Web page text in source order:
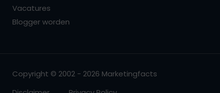
Vacatures
Blogger worden
Copyright © 2002 - 2026 Marketingfacts